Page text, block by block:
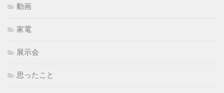
動画
家電
展示会
思ったこと